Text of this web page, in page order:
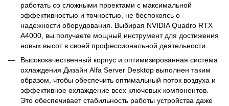
работать со сложными проектами с максимальной
эффективностью и точностью, не беспокоясь о
надежности оборудования. Выбирая NVIDIA Quadro RTX
A4000, вы получаете мощный инструмент для достижения
новых высот в своей профессиональной деятельности.
Высококачественный корпус и оптимизированная система
охлаждения Дизайн Alfa Server Desktop выполнен таким
образом, чтобы обеспечить оптимальный поток воздуха и
эффективное охлаждение всех ключевых компонентов.
Это обеспечивает стабильность работы устройства даже